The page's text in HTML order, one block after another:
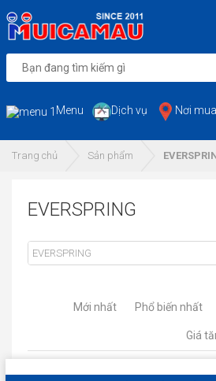
Menu Dịch vụ Nơi
Trang chủ Sản phẩm
EVERSPRING
Mới nhất
Phổ biến nhất
Giá